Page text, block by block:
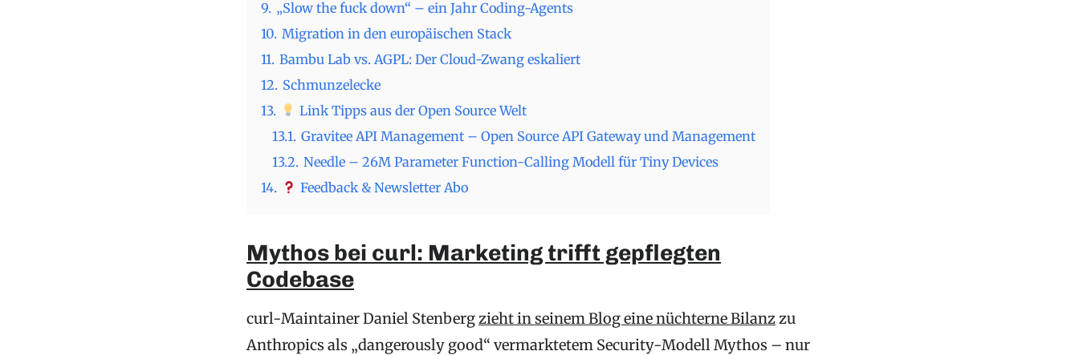
9. „Slow the fuck down“ – ein Jahr Coding-Agents
10. Migration in den europäischen Stack
11. Bambu Lab vs. AGPL: Der Cloud-Zwang eskaliert
12. Schmunzelecke
13.
Link Tipps aus der Open Source Welt
13.1. Gravitee API Management – Open Source API Gateway und Management
13.2. Needle – 26M Parameter Function-Calling Modell für Tiny Devices
14.
Feedback & Newsletter Abo
Mythos bei curl: Marketing trifft gepflegten
Codebase
curl-Maintainer Daniel Stenbergzieht in seinem Blog eine nüchterne Bilanzzu
Anthropics als „dangerously good“ vermarktetem Security-Modell Mythos – nur